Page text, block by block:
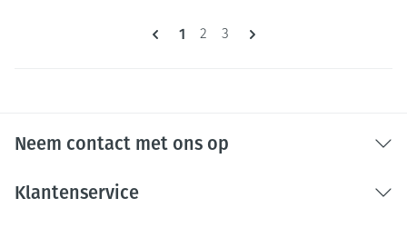
Pagina's
U lees momenteel pagina
1 Pagina
2 Pagina
3
Neem contact met ons op
Klantenservice